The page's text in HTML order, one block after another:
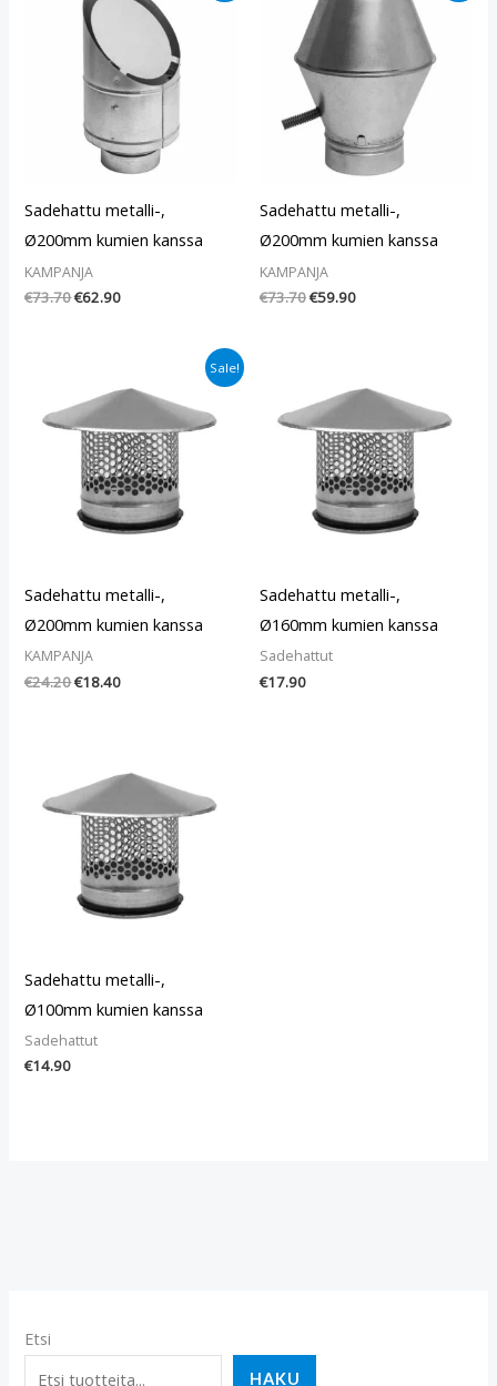
Etsi
HAKU
Sadehattu metalli-,
Ø200mm kumien kanssa
KAMPANJA
€73.70
oli:
€73.70.
€62.90
€62.90.
Sadehattu metalli-,
Ø200mm kumien kanssa
KAMPANJA
€73.70
oli:
€73.70.
€59.90
on:
Sale!
Sadehattu metalli-,
Ø200mm kumien kanssa
KAMPANJA
€24.20
oli:
€24.20.
€18.40
on:
Sadehattu metalli-,
Ø160mm kumien kanssa
Sadehattut
€17.90
Sadehattu metalli-,
Ø100mm kumien kanssa
Sadehattut
€14.90